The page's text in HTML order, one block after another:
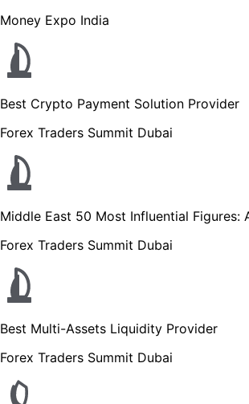
Money Expo India
Best Crypto Payment Solution Provider
Forex Traders Summit Dubai
Middle East 50 Most Influential Figures:
Forex Traders Summit Dubai
Best Multi-Assets Liquidity Provider
Forex Traders Summit Dubai